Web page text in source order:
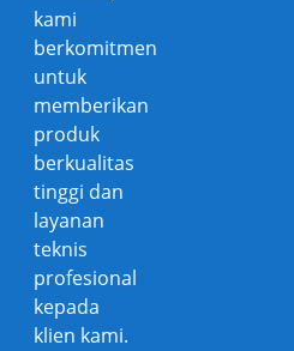
kami
berkomitmen
untuk
memberikan
produk
berkualitas
tinggi dan
layanan
teknis
profesional
kepada
klien kami.